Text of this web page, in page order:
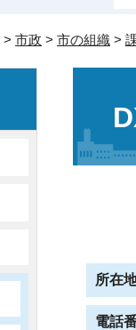
> 市政 > 市の組織 >
所在
電話